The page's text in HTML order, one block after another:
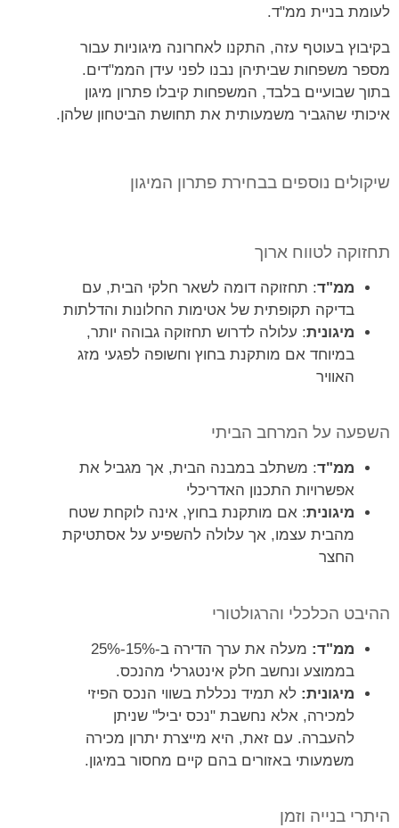
לעומת בניית ממ"ד.
בקיבוץ בעוטף עזה, התקנו לאחרונה מיגוניות עבור
מספר משפחות שביתיהן נבנו לפני עידן הממ"דים.
בתוך שבועיים בלבד, המשפחות קיבלו פתרון מיגון
איכותי שהגביר משמעותית את תחושת הביטחון שלהן.
שיקולים נוספים בבחירת פתרון המיגון
תחזוקה לטווח ארוך
ממ"ד: תחזוקה דומה לשאר חלקי הבית, עם
בדיקה תקופתית של אטימות החלונות והדלתות
מיגונית: עלולה לדרוש תחזוקה גבוהה יותר,
במיוחד אם מותקנת בחוץ וחשופה לפגעי מזג
האוויר
השפעה על המרחב הביתי
ממ"ד: משתלב במבנה הבית, אך מגביל את
אפשרויות התכנון האדריכלי
מיגונית: אם מותקנת בחוץ, אינה לוקחת שטח
מהבית עצמו, אך עלולה להשפיע על אסתטיקת
החצר
ההיבט הכלכלי והרגולטורי
ממ"ד:
מעלה את ערך הדירה ב-15%-25%
בממוצע ונחשב חלק אינטגרלי מהנכס.
מיגונית: לא תמיד נכללת בשווי הנכס הפיזי
למכירה, אלא נחשבת "נכס יביל" שניתן
להעברה. עם זאת, היא מייצרת יתרון מכירה
משמעותי באזורים בהם קיים מחסור במיגון.
היתרי בנייה וזמן